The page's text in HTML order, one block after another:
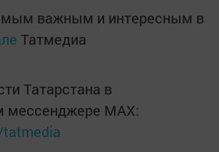
важным и интересным в
Татмедиа
Татарстана в
мессенджере MАХ: